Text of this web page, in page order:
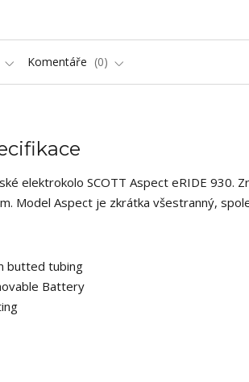
Komentáře 0
elektrokolo SCOTT Aspect eRIDE 930.
Model Aspect je zkrátka všestranný,
butted tubing
Battery